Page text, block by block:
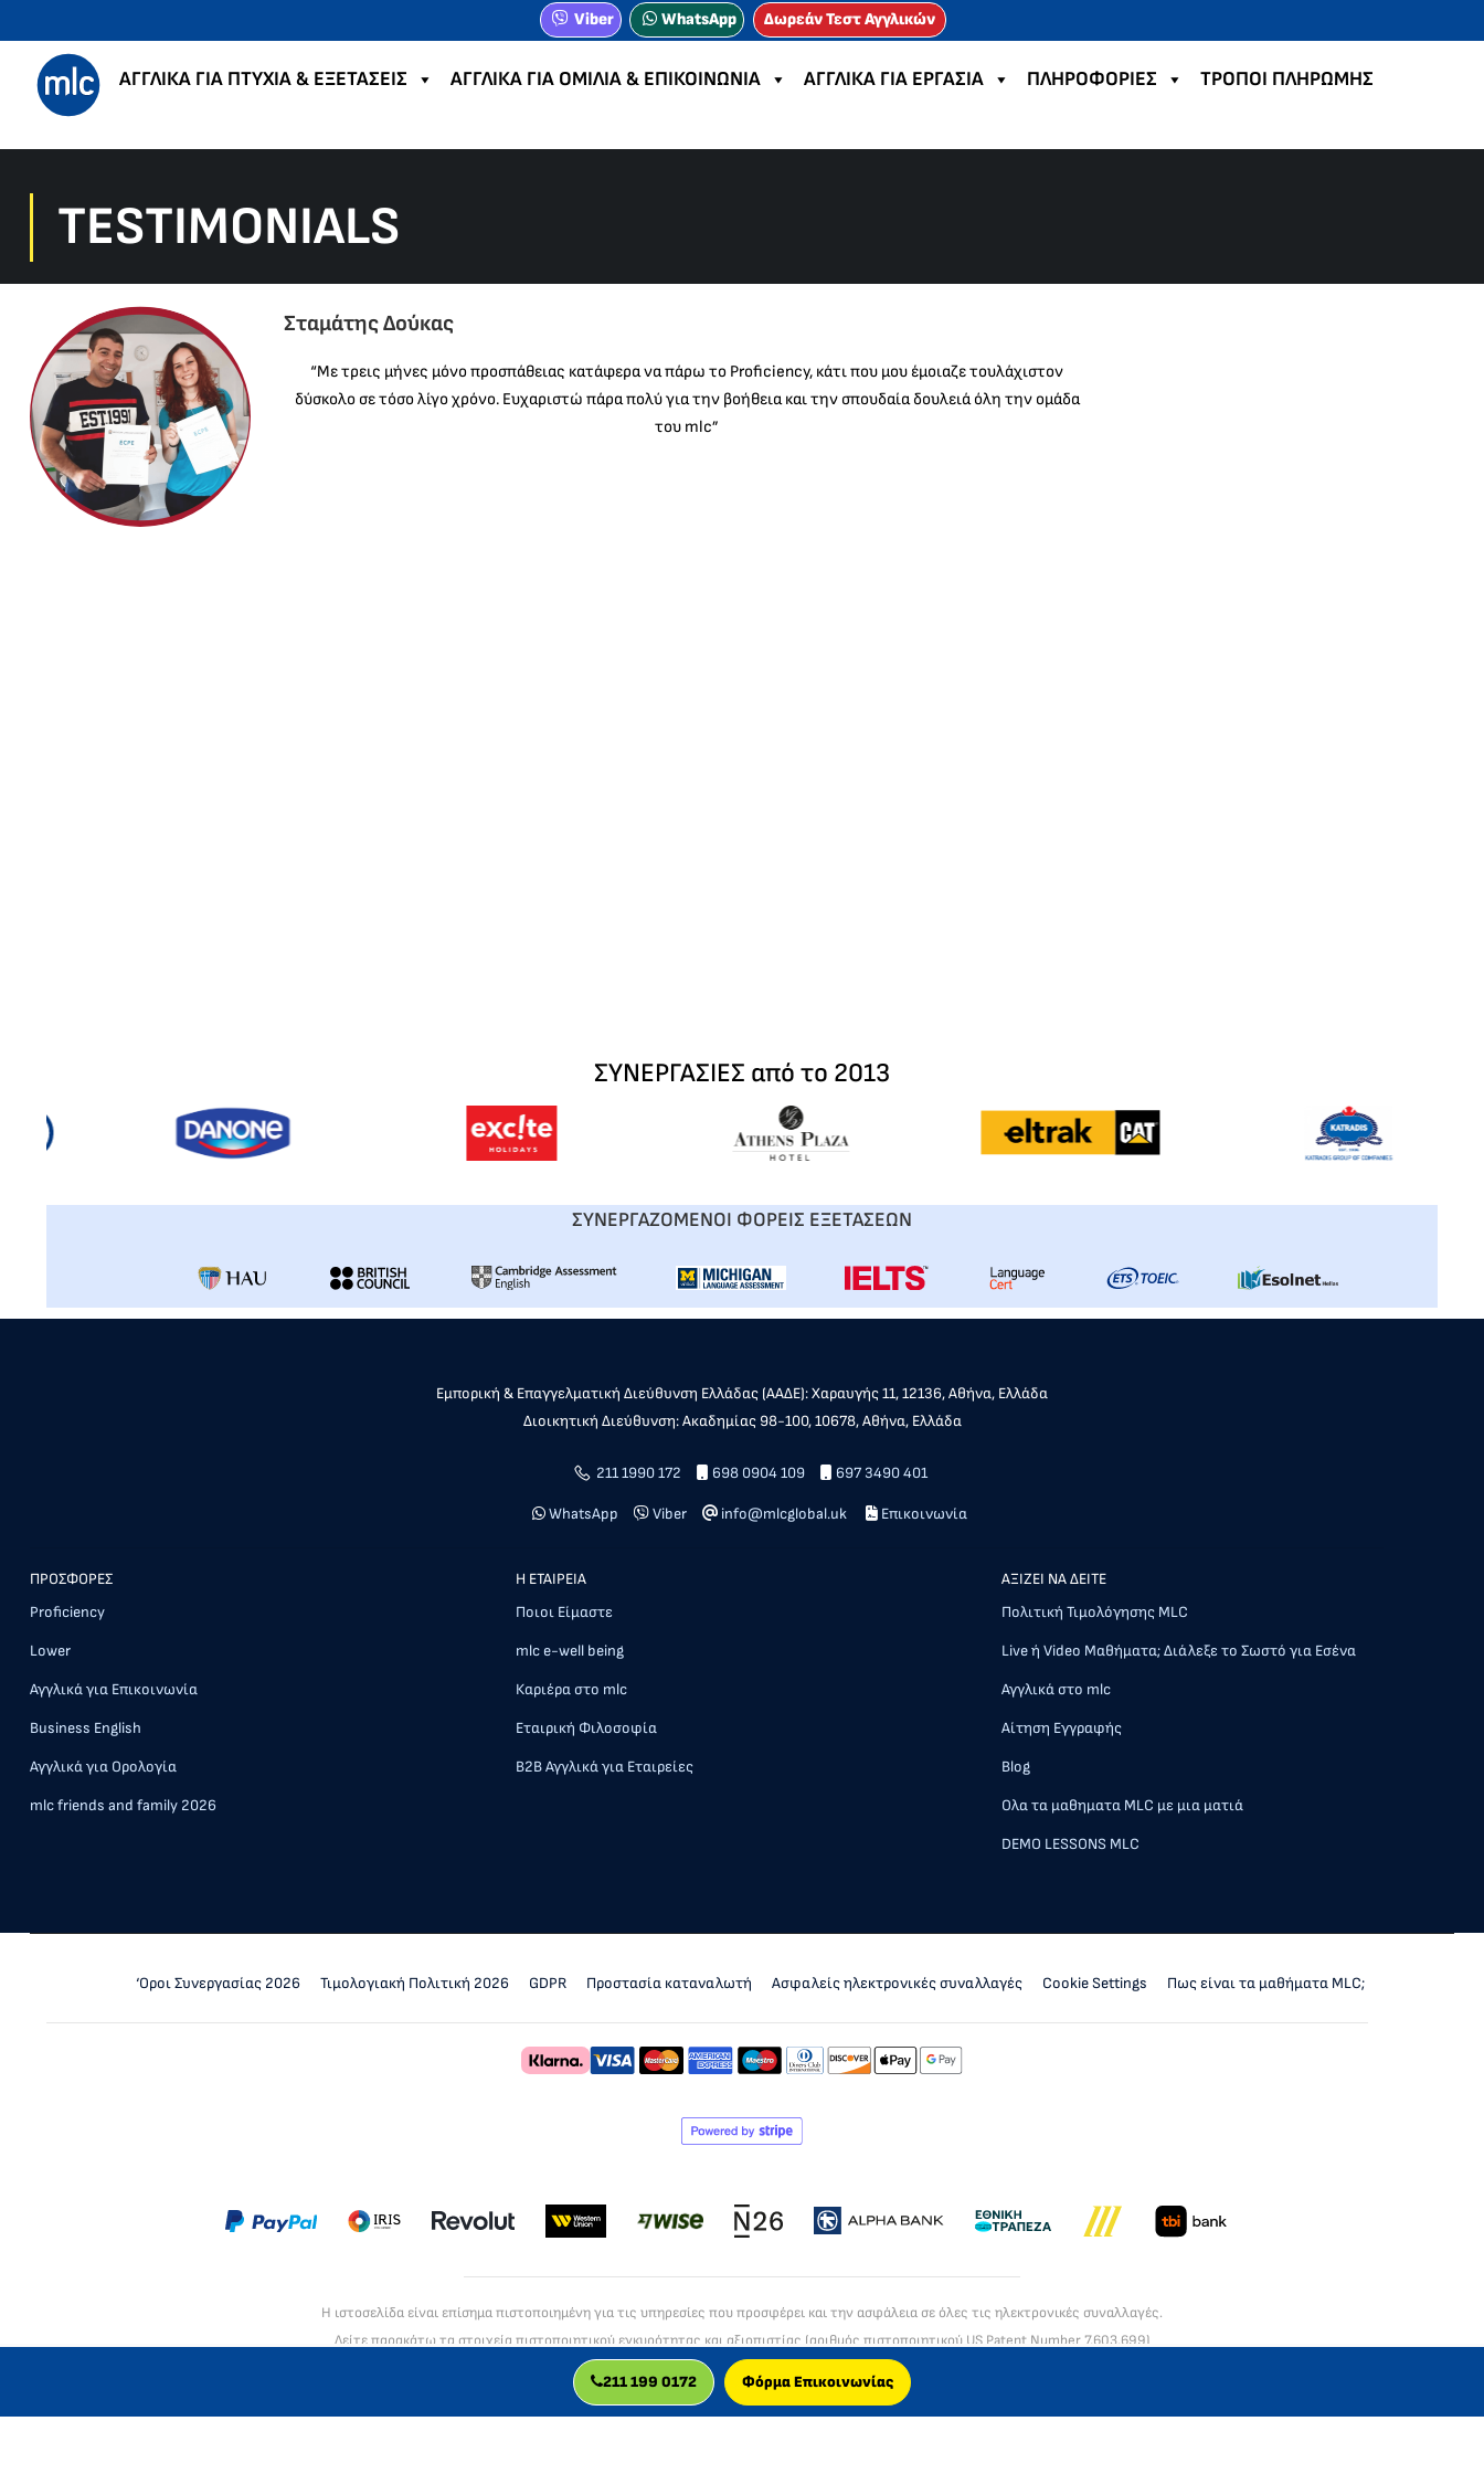
Viber WhatsApp Δωρεάν Τεστ Αγγλικών
ΑΓΓΛΙΚΑ ΓΙΑ ΠΤΥΧΙΑ & ΕΞΕΤΑΣΕΙΣ ΑΓΓΛΙΚΑ ΓΙΑ ΟΜΙΛΙΑ & ΕΠΙΚΟΙΝΩΝΙΑ ΑΓΓΛΙΚΑ ΓΙΑ ΕΡΓΑΣΙΑ ΠΛΗΡΟΦΟΡΙΕΣ TΡΟΠΟΙ ΠΛΗΡΩΜΗΣ
TESTIMONIALS
Σταμάτης Δούκας
“Με τρεις μήνες μόνο προσπάθειας κατάφερα να πάρω το Proficiency, κάτι που μου έμοιαζε τουλάχιστον
δύσκολο σε τόσο λίγο χρόνο. Ευχαριστώ πάρα πολύ για την βοήθεια και την σπουδαία δουλειά όλη την ομάδα
του mlc”
ΣΥΝΕΡΓΑΣΙΕΣ από το 2013
ΣΥΝΕΡΓΑΖΟΜΕΝΟΙ ΦΟΡΕΙΣ ΕΞΕΤΑΣΕΩΝ
Εμπορική & Επαγγελματική Διεύθυνση Ελλάδας (ΑΑΔΕ): Χαραυγής 11, 12136, Αθήνα, Ελλάδα
Διοικητική Διεύθυνση: Ακαδημίας 98-100, 10678, Αθήνα, Ελλάδα
211 1990 172 698 0904 109 697 3490 401
WhatsApp Viber info@mlcglobal.uk Επικοινωνία
ΠΡΟΣΦΟΡΕΣ
Proficiency
Lower
Αγγλικά για Επικοινωνία
Business English
Αγγλικά για Ορολογία
mlc friends and family 2026
Η ΕΤΑΙΡΕΙΑ
Ποιοι Είμαστε
mlc e-well being
Καριέρα στο mlc
Εταιρική Φιλοσοφία
Β2Β Αγγλικά για Εταιρείες
AΞΙΖΕΙ ΝΑ ΔΕΙΤΕ
Πολιτική Τιμολόγησης MLC
Live ή Video Μαθήματα; Διάλεξε το Σωστό για Εσένα
Αγγλικά στο mlc
Αίτηση Εγγραφής
Blog
Ολα τα μαθηματα MLC με μια ματιά
DEMO LESSONS MLC
‘Οροι Συνεργασίας 2026 Τιμολογιακή Πολιτική 2026 GDPR Προστασία καταναλωτή Ασφαλείς ηλεκτρονικές συναλλαγές Cookie Settings Πως είναι τα μαθήματα MLC;
Η ιστοσελίδα είναι επίσημα πιστοποιημένη για τις υπηρεσίες που προσφέρει και την ασφάλεια σε όλες τις ηλεκτρονικές συναλλαγές.
Δείτε παρακάτω τα στοιχεία πιστοποιητικού εγκυρότητας και αξιοπιστίας (αριθμός πιστοποιητικού US Patent Number 7,603,699)
EV SSL
211 199 0172 Φόρμα Επικοινωνίας